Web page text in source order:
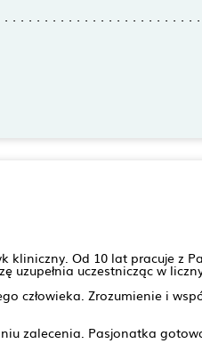
Od 10 lat pracuje z
uczestnicząc w
człowieka. Zrozumienie i
zalecenia. Pasjonatka